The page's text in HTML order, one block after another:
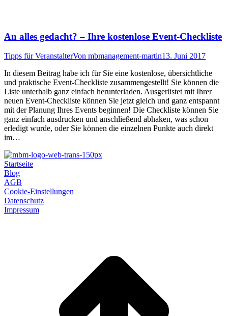
An alles gedacht? – Ihre kostenlose Event-Checkliste
Tipps für VeranstalterVon mbmanagement-martin13. Juni 2017
In diesem Beitrag habe ich für Sie eine kostenlose, übersichtliche
und praktische Event-Checkliste zusammengestellt! Sie können die
Liste unterhalb ganz einfach herunterladen. Ausgerüstet mit Ihrer
neuen Event-Checkliste können Sie jetzt gleich und ganz entspannt
mit der Planung Ihres Events beginnen! Die Checkliste können Sie
ganz einfach ausdrucken und anschließend abhaken, was schon
erledigt wurde, oder Sie können die einzelnen Punkte auch direkt
im…
Startseite
Blog
AGB
Cookie-Einstellungen
Datenschutz
Impressum